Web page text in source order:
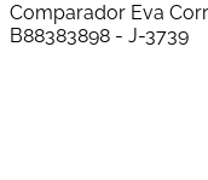
Comparador Eva
B88383898 - J-3739